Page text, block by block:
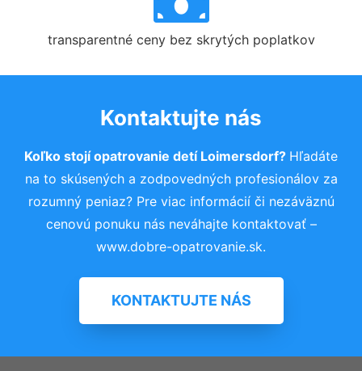
transparentné ceny bez skrytých poplatkov
Kontaktujte nás
Koľko stojí opatrovanie detí Loimersdorf? Hľadáte
na to skúsených a zodpovedných profesionálov za
rozumný peniaz? Pre viac informácií či nezáväznú
cenovú ponuku nás neváhajte kontaktovať –
www.dobre-opatrovanie.sk.
KONTAKTUJTE NÁS